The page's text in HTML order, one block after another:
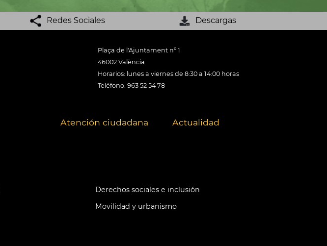
Redes Sociales Descargas
Plaça de l'Ajuntament nº 1
46002 València
Horarios: lunes a viernes de 8:30 a 14:00 horas
Teléfono: 963 52 54 78
Atención ciudadana Actualidad
Derechos sociales e inclusión
Movilidad y urbanismo